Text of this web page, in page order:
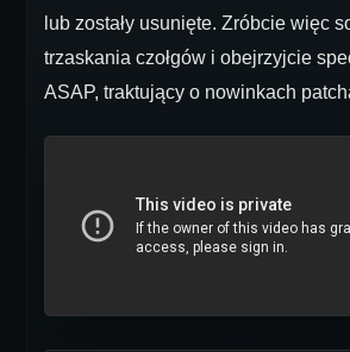
lub zostały usunięte. Zróbcie więc
trzaskania czołgów i obejrzyjcie
ASAP, traktujący o nowinkach